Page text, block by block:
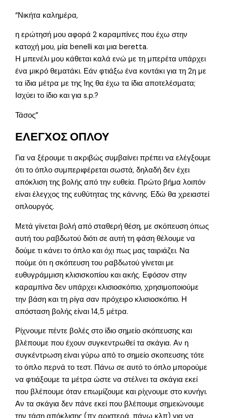
“Νικήτα καλημέρα,
η ερώτησή μου αφορά 2 καραμπίνες που έχω στην
κατοχή μου, μία benelli και μια beretta.
Η μπενέλι μου κάθεται καλά ενώ με τη μπερέτα υπάρχει
ένα μικρό θεματάκι. Εάν φτιάξω ένα κοντάκι για τη 2η με
τα ίδια μέτρα με της 1ης θα έχω τα ίδια αποτελέσματα;
Ισχύει το ίδιο και για s.p.?
Τάσος”
ΕΛΕΓΧΟΣ ΟΠΛΟΥ
Για να ξέρουμε τι ακριβώς συμβαίνει πρέπει να ελέγξουμε
ότι το όπλο συμπεριφέρεται σωστά, δηλαδή δεν έχει
απόκλιση της βολής από την ευθεία. Πρώτο βήμα λοιπόν
είναι έλεγχος της ευθύτητας της κάννης. Εδώ θα χρειαστεί
οπλουργός.
Μετά γίνεται βολή από σταθερή θέση, με σκόπευση όπως
αυτή του ραβδωτού διότι σε αυτή τη φάση θέλουμε να
δούμε τι κάνει το όπλο και όχι πως μας ταιριάζει. Να
πούμε ότι η σκόπευση του ραβδωτού γίνεται με
ευθυγράμμιση κλισισκοπίου και ακής. Εφόσον στην
καραμπίνα δεν υπάρχει κλισιοσκόπιο, χρησιμοποιούμε
την βάση και τη ρίγα σαν πρόχειρο κλισιοσκόπιο. Η
απόσταση βολής είναι 14,5 μέτρα.
Ρίχνουμε πέντε βολές στο ίδιο σημείο σκόπευσης και
βλέπουμε που έχουν συγκεντρωθεί τα σκάγια. Αν η
συγκέντρωση είναι γύρω από το σημείο σκοπευσης τότε
το όπλο περνά το τεστ. Πάνω σε αυτό το όπλο μπορούμε
να φτιάξουμε τα μέτρα ώστε να στέλνει τα σκάγια εκεί
που βλέπουμε όταν επωμίζουμε και ρίχνουμε στο κυνήγι.
Αν τα σκάγια δεν πάνε εκεί που βλέπουμε σημειώνουμε